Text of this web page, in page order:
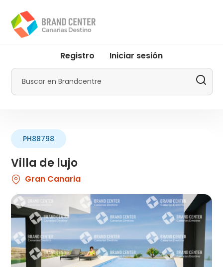
contenido
principal
menu
Promotur
Registro Iniciar sesión
Buscar
Villa de lujo
PH88798
Gran Canaria